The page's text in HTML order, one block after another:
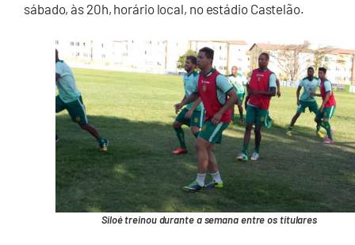
sábado, às 20h, horário local, no estádio Castelão.
Siloé treinou durante a semana entre os titulares